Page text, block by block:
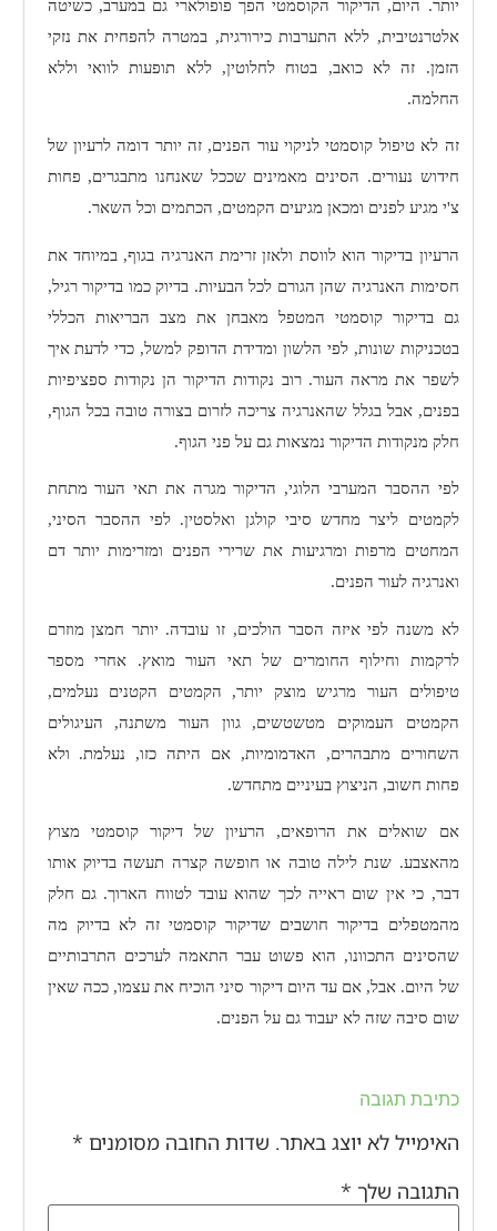
יותר. היום, הדיקור הקוסמטי הפך פופולארי גם במערב, כשיטה
אלטרנטיבית, ללא התערבות כירורגית, במטרה להפחית את נזקי
הזמן. זה לא כואב, בטוח לחלוטין, ללא תופעות לוואי וללא
החלמה.
זה לא טיפול קוסמטי לניקוי עור הפנים, זה יותר דומה לרעיון של
חידוש נעורים. הסינים מאמינים שככל שאנחנו מתבגרים, פחות
צ'י מגיע לפנים ומכאן מגיעים הקמטים, הכתמים וכל השאר.
הרעיון בדיקור הוא לווסת ולאזן זרימת האנרגיה בגוף, במיוחד את
חסימות האנרגיה שהן הגורם לכל הבעיות. בדיוק כמו בדיקור רגיל,
גם בדיקור קוסמטי המטפל מאבחן את מצב הבריאות הכללי
בטכניקות שונות, לפי הלשון ומדידת הדופק למשל, כדי לדעת איך
לשפר את מראה העור. רוב נקודות הדיקור הן נקודות ספציפיות
בפנים, אבל בגלל שהאנרגיה צריכה לזרום בצורה טובה בכל הגוף,
חלק מנקודות הדיקור נמצאות גם על פני הגוף.
לפי ההסבר המערבי הלוגי, הדיקור מגרה את תאי העור מתחת
לקמטים ליצר מחדש סיבי קולגן ואלסטין. לפי ההסבר הסיני,
המחטים מרפות ומרגיעות את שרירי הפנים ומזרימות יותר דם
ואנרגיה לעור הפנים.
לא משנה לפי איזה הסבר הולכים, זו עובדה. יותר חמצן מוזרם
לרקמות וחילוף החומרים של תאי העור מואץ. אחרי מספר
טיפולים העור מרגיש מוצק יותר, הקמטים הקטנים נעלמים,
הקמטים העמוקים מטשטשים, גוון העור משתנה, העיגולים
השחורים מתבהרים, האדמומיות, אם היתה כזו, נעלמת. ולא
פחות חשוב, הניצוץ בעיניים מתחדש.
אם שואלים את הרופאים, הרעיון של דיקור קוסמטי מצוץ
מהאצבע. שנת לילה טובה או חופשה קצרה תעשה בדיוק אותו
דבר, כי אין שום ראייה לכך שהוא עובד לטווח הארוך. גם חלק
מהמטפלים בדיקור חושבים שדיקור קוסמטי זה לא בדיוק מה
שהסינים התכוונו, הוא פשוט עבר התאמה לערכים התרבותיים
של היום. אבל, אם עד היום דיקור סיני הוכיח את עצמו, ככה שאין
שום סיבה שזה לא יעבוד גם על הפנים.
כתיבת תגובה
האימייל לא יוצג באתר. שדות החובה מסומנים *
התגובה שלך *